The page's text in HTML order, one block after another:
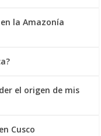
la Amazonía
el origen de mis
Cusco